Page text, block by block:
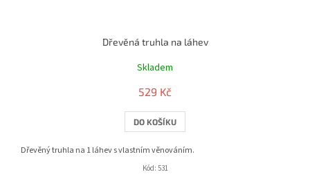
Dřevěná truhla na láhev
Skladem
529 Kč
DO KOŠÍKU
Dřevěný truhla na 1 láhev s vlastním věnováním.
Kód: 531